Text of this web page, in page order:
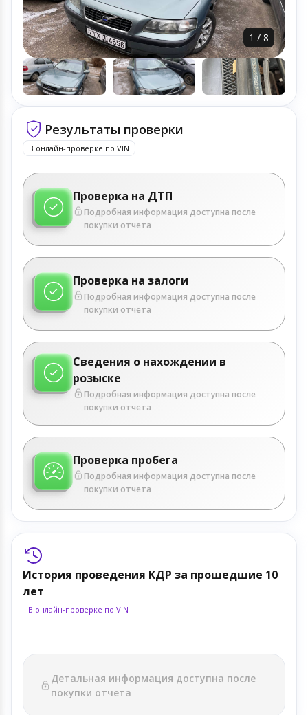
1 / 8
Результаты проверки
В онлайн-проверке по VIN
Проверка на ДТП
Подробная информация доступна после
покупки отчета
Проверка на залоги
Подробная информация доступна после
покупки отчета
Сведения о нахождении в
розыске
Подробная информация доступна после
покупки отчета
Проверка пробега
Подробная информация доступна после
покупки отчета
История проведения КДР за прошедшие 10
лет
В онлайн-проверке по VIN
Детальная информация доступна после
покупки отчета